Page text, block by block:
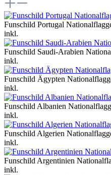
Funschild Portugal
inkl.
Funschild Saudi-Arabien
inkl.
Funschild Ägypten
inkl.
Funschild Albanien
inkl.
Funschild Algerien
inkl.
Funschild Argentinien
inkl.